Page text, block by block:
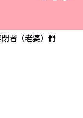
者（老婆）們